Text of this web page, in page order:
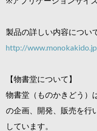
製品の詳しい内容につい
http://
【物書堂について】
物書堂（ものかきどう）
の企画、開発、販売を行
しています。